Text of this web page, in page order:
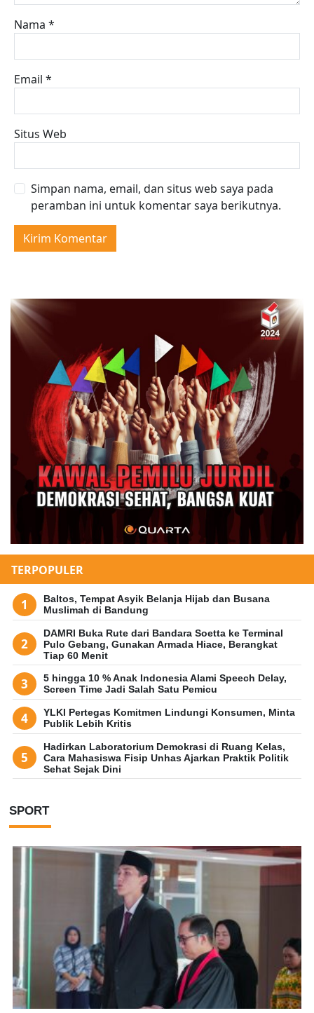
Nama *
Email *
Situs Web
Simpan nama, email, dan situs web saya pada
peramban ini untuk komentar saya berikutnya.
TERPOPULER
Baltos, Tempat Asyik Belanja Hijab dan Busana
Muslimah di Bandung
DAMRI Buka Rute dari Bandara Soetta ke Terminal
Pulo Gebang, Gunakan Armada Hiace, Berangkat
Tiap 60 Menit
5 hingga 10 % Anak Indonesia Alami Speech Delay,
Screen Time Jadi Salah Satu Pemicu
YLKI Pertegas Komitmen Lindungi Konsumen, Minta
Publik Lebih Kritis
Hadirkan Laboratorium Demokrasi di Ruang Kelas,
Cara Mahasiswa Fisip Unhas Ajarkan Praktik Politik
Sehat Sejak Dini
SPORT